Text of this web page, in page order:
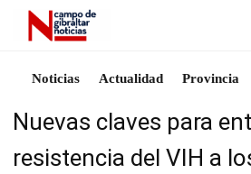
Noticias Actualidad Provincia
Nuevas claves para
resistencia del VIH a